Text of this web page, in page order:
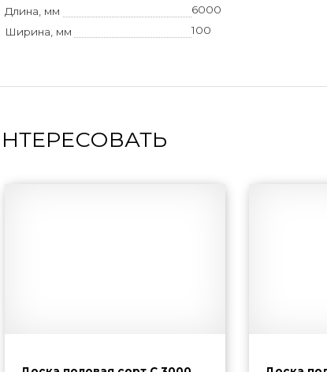
Длина, мм
6000
Ширина, мм
100